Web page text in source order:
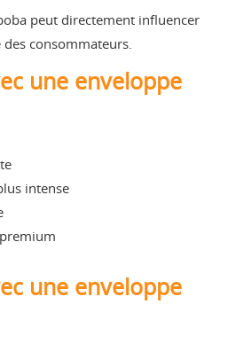
peut directement influencer
consommateurs.
une enveloppe
intense
une enveloppe